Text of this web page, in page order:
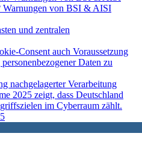
von BSI & AISI
und zentralen
nachgelagerter Verarbeitung